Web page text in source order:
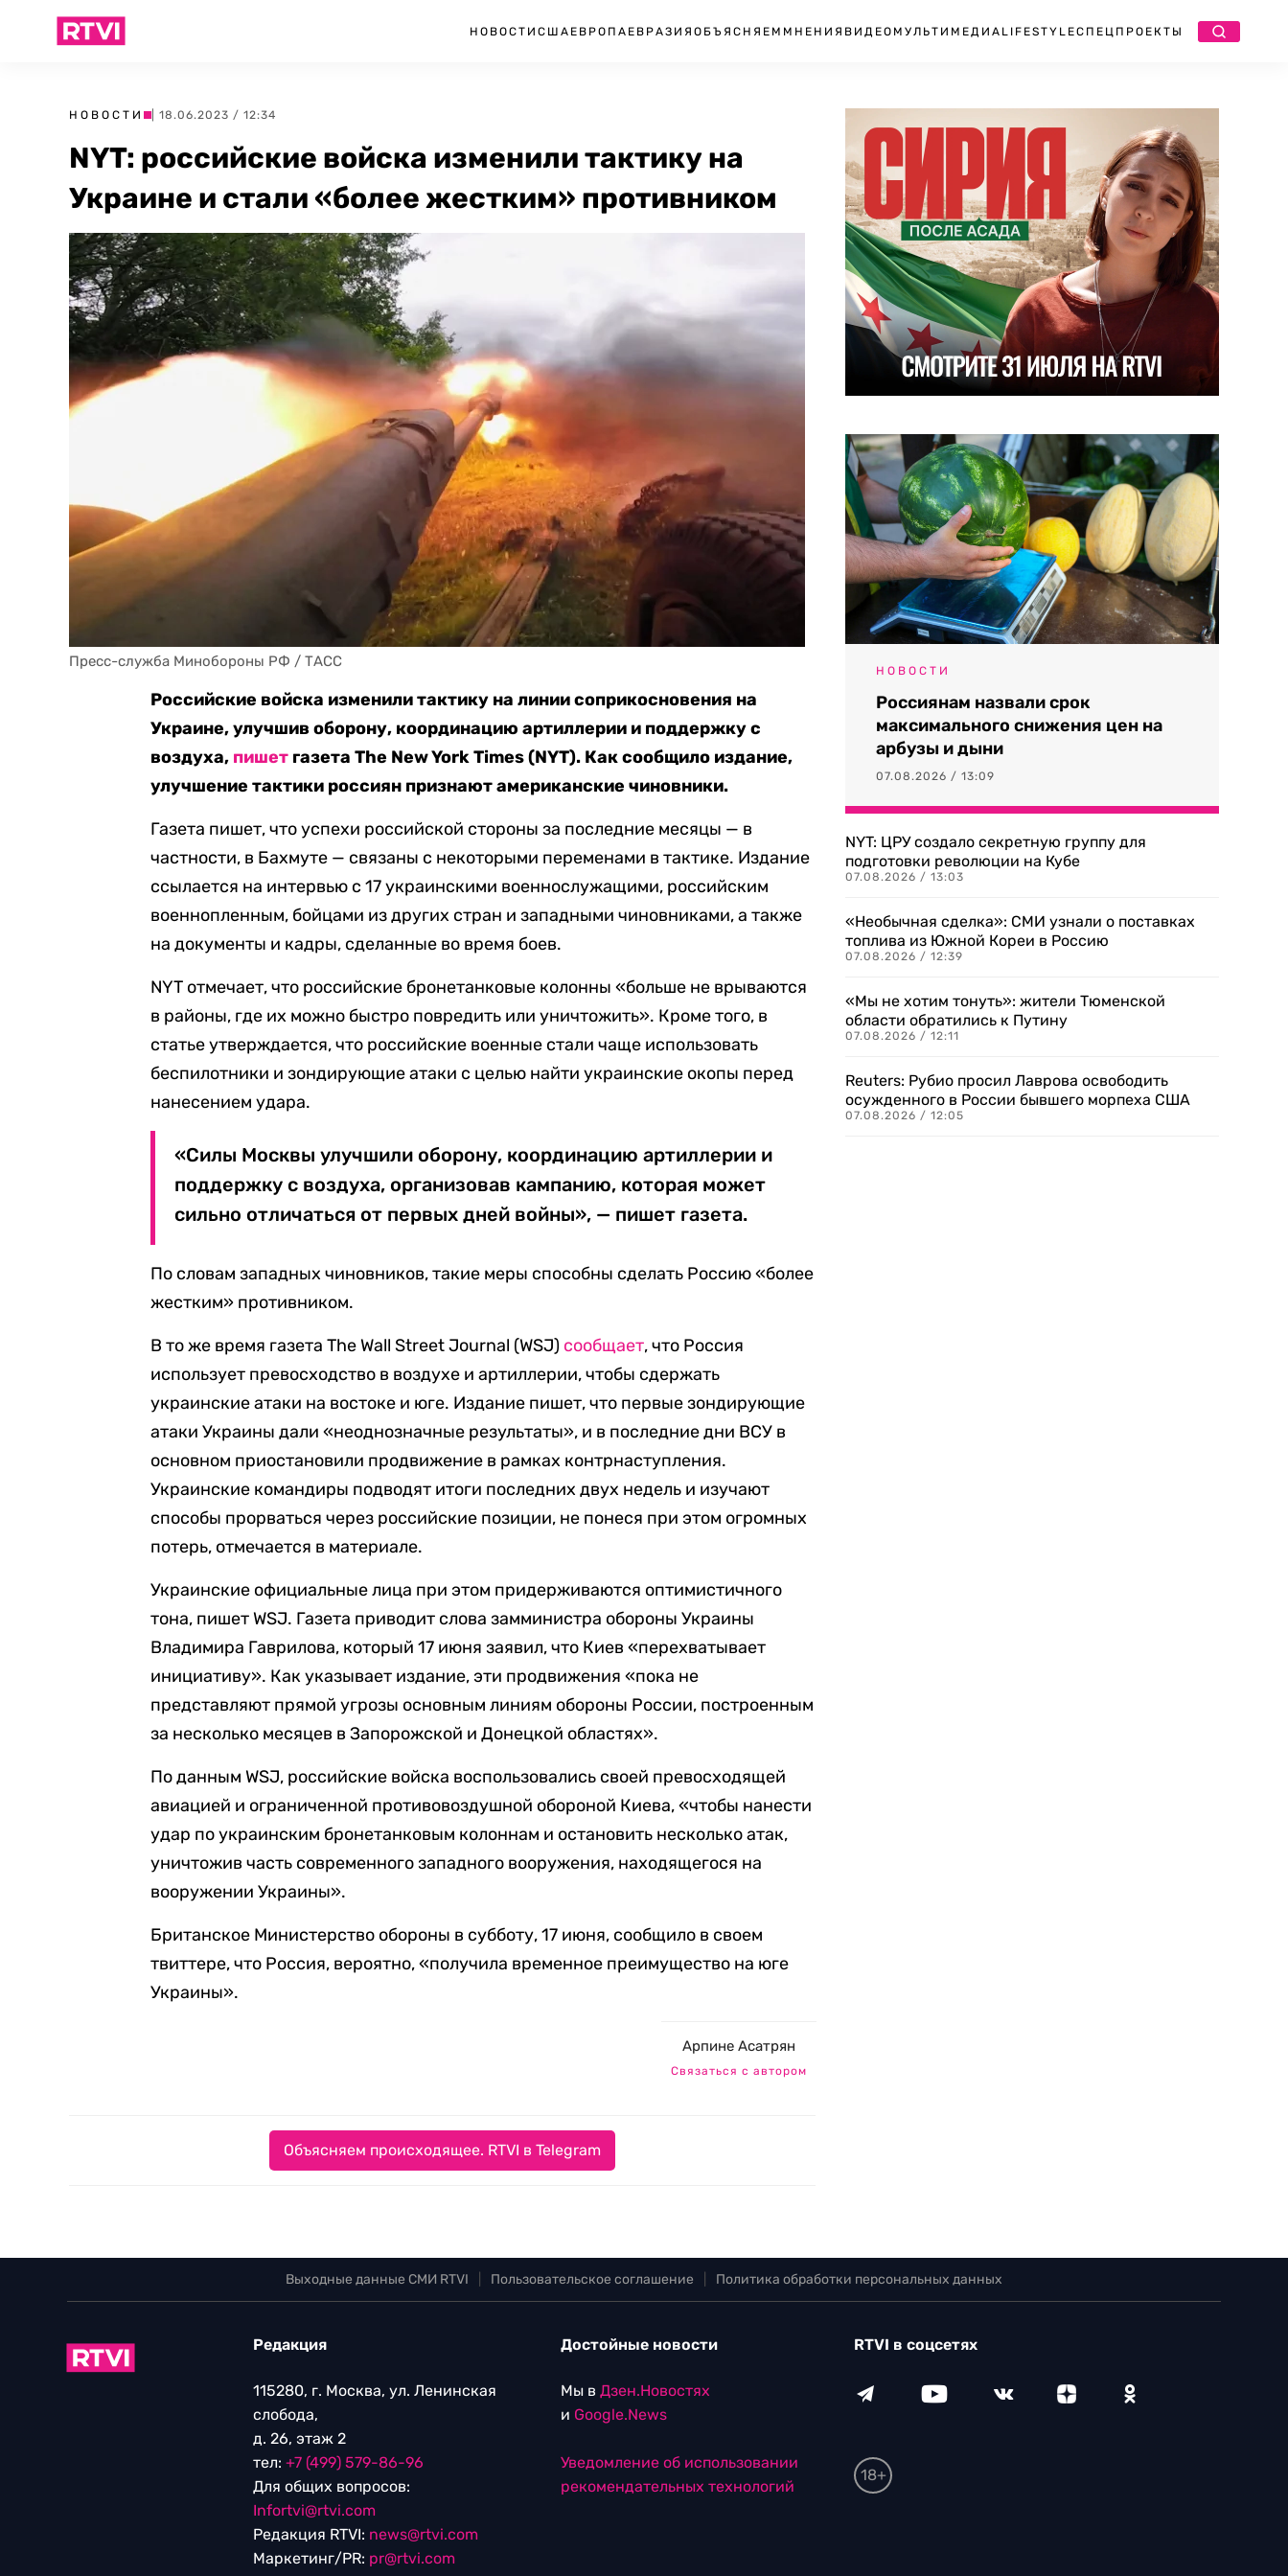
НОВОСТИ США ЕВРОПА ЕВРАЗИЯ ОБЪЯСНЯЕМ МНЕНИЯ ВИДЕО МУЛЬТИМЕДИА LIFESTYLEСПЕЦПРОЕКТЫ
НОВОСТИ | 18.06.2023 / 12:34
NYT: российские войска изменили тактику на
Украине и стали «более жестким» противником
Пресс-служба Минобороны РФ / ТАСС
Российские войска изменили тактику на линии соприкосновения на
Украине, улучшив оборону, координацию артиллерии и поддержку с
воздуха, пишет газета The New York Times (NYT). Как сообщило издание,
улучшение тактики россиян признают американские чиновники.
Газета пишет, что успехи российской стороны за последние месяцы — в
частности, в Бахмуте — связаны с некоторыми переменами в тактике. Издание
ссылается на интервью с 17 украинскими военнослужащими, российским
военнопленным, бойцами из других стран и западными чиновниками, а также
на документы и кадры, сделанные во время боев.
NYT отмечает, что российские бронетанковые колонны «больше не врываются
в районы, где их можно быстро повредить или уничтожить». Кроме того, в
статье утверждается, что российские военные стали чаще использовать
беспилотники и зондирующие атаки с целью найти украинские окопы перед
нанесением удара.
«Силы Москвы улучшили оборону, координацию артиллерии и
поддержку с воздуха, организовав кампанию, которая может
сильно отличаться от первых дней войны», — пишет газета.
По словам западных чиновников, такие меры способны сделать Россию «более
жестким» противником.
В то же время газета The Wall Street Journal (WSJ) сообщает, что Россия
использует превосходство в воздухе и артиллерии, чтобы сдержать
украинские атаки на востоке и юге. Издание пишет, что первые зондирующие
атаки Украины дали «неоднозначные результаты», и в последние дни ВСУ в
основном приостановили продвижение в рамках контрнаступления.
Украинские командиры подводят итоги последних двух недель и изучают
способы прорваться через российские позиции, не понеся при этом огромных
потерь, отмечается в материале.
Украинские официальные лица при этом придерживаются оптимистичного
тона, пишет WSJ. Газета приводит слова замминистра обороны Украины
Владимира Гаврилова, который 17 июня заявил, что Киев «перехватывает
инициативу». Как указывает издание, эти продвижения «пока не
представляют прямой угрозы основным линиям обороны России, построенным
за несколько месяцев в Запорожской и Донецкой областях».
По данным WSJ, российские войска воспользовались своей превосходящей
авиацией и ограниченной противовоздушной обороной Киева, «чтобы нанести
удар по украинским бронетанковым колоннам и остановить несколько атак,
уничтожив часть современного западного вооружения, находящегося на
вооружении Украины».
Британское Министерство обороны в субботу, 17 июня, сообщило в своем
твиттере, что Россия, вероятно, «получила временное преимущество на юге
Украины».
Арпине Асатрян
Связаться с автором
Объясняем происходящее. RTVI в Telegram
НОВОСТИ
Россиянам назвали срок
максимального снижения цен на
арбузы и дыни
07.08.2026 / 13:09
NYT: ЦРУ создало секретную группу для
подготовки революции на Кубе
07.08.2026 / 13:03
«Необычная сделка»: СМИ узнали о поставках
топлива из Южной Кореи в Россию
07.08.2026 / 12:39
«Мы не хотим тонуть»: жители Тюменской
области обратились к Путину
07.08.2026 / 12:11
Reuters: Рубио просил Лаврова освободить
осужденного в России бывшего морпеха США
07.08.2026 / 12:05
Выходные данные СМИ RTVI Пользовательское соглашение Политика обработки персональных данных
Редакция
115280, г. Москва, ул. Ленинская
слобода,
д. 26, этаж 2
тел: +7 (499) 579-86-96
Для общих вопросов:
Infortvi@rtvi.com
Редакция RTVI: news@rtvi.com
Маркетинг/PR: pr@rtvi.com
Достойные новости
Мы в Дзен.Новостях
и Google.News
Уведомление об использовании
рекомендательных технологий
RTVI в соцсетях
18+